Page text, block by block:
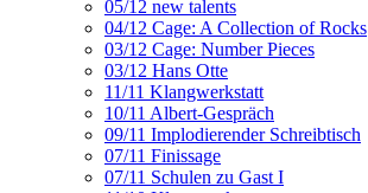
05/12 new talents
04/12 Cage: A Collection of Rocks
03/12 Cage: Number Pieces
03/12 Hans Otte
11/11 Klangwerkstatt
10/11 Albert-Gespräch
09/11 Implodierender Schreibtisch
07/11 Finissage
07/11 Schulen zu Gast I